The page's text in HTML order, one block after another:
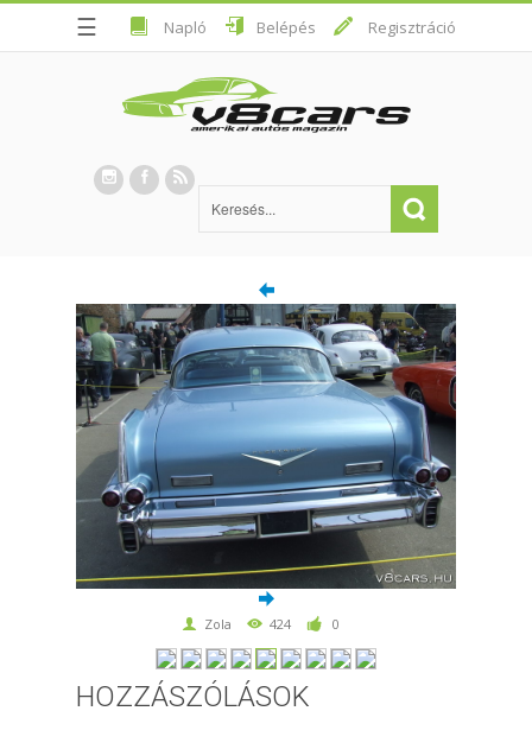
☰ Napló Belépés Regisztráció
Zola 424 0
HOZZÁSZÓLÁSOK